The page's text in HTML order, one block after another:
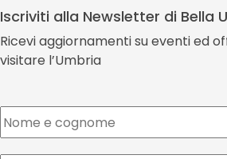
Iscriviti alla Newsletter di Bella
Ricevi aggiornamenti su eventi ed
visitare l’Umbria